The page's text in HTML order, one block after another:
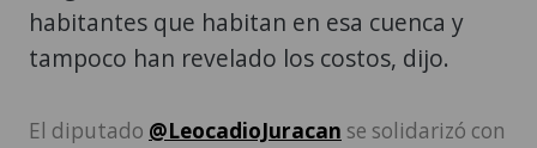
habitantes que habitan en esa cuenca y
tampoco han revelado los costos, dijo.
El diputado @LeocadioJuracan se solidarizó con